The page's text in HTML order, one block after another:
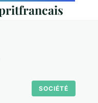
SOCIÉTÉ